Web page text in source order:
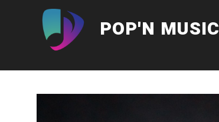
POP'N MUSIC